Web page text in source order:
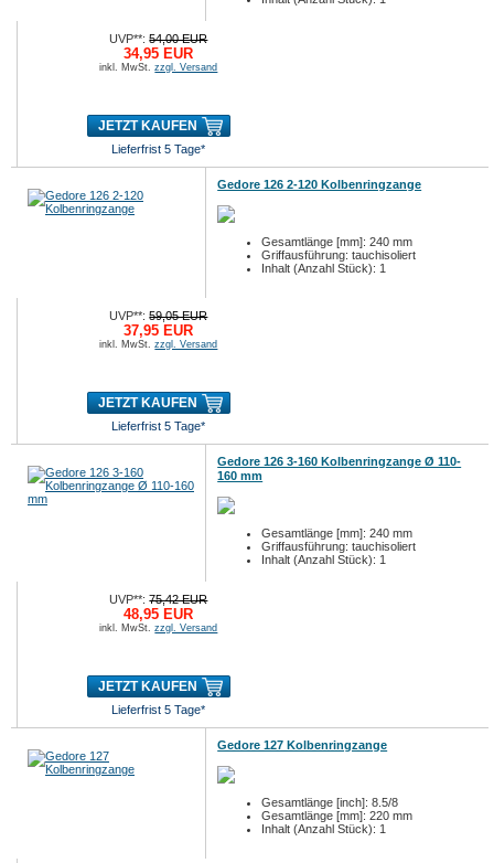
UVP**:54,00 EUR
34,95 EUR
inkl. MwSt.zzgl. Versand
JETZT KAUFEN
Lieferfrist 5 Tage*
Gedore 126 2-120 Kolbenringzange
Gesamtlänge [mm]: 240 mm
Griffausführung: tauchisoliert
Inhalt (Anzahl Stück): 1
UVP**:59,05 EUR
37,95 EUR
inkl. MwSt.zzgl. Versand
JETZT KAUFEN
Lieferfrist 5 Tage*
Gedore 126 3-160 Kolbenringzange Ø 110-
160 mm
Gesamtlänge [mm]: 240 mm
Griffausführung: tauchisoliert
Inhalt (Anzahl Stück): 1
UVP**:75,42 EUR
48,95 EUR
inkl. MwSt.zzgl. Versand
JETZT KAUFEN
Lieferfrist 5 Tage*
Gedore 127 Kolbenringzange
Gesamtlänge [inch]: 8.5/8
Gesamtlänge [mm]: 220 mm
Inhalt (Anzahl Stück): 1